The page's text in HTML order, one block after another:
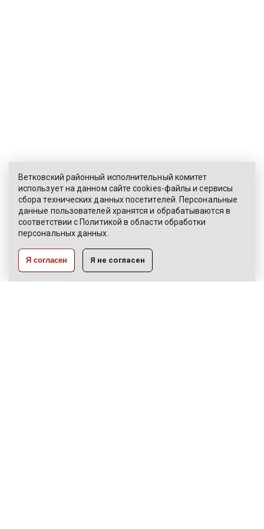
ЭЛЕКТРОННОЕ ОБРАЩЕНИЕ
КАРТА САЙТА
РАЗРАБОТКА:
ЦВР «Октябрьский»
Ветковский районный исполнительный комитет
использует на данном сайте cookies-файлы и сервисы
сбора технических данных посетителей. Персональные
данные пользователей хранятся и обрабатываются в
соответствии с Политикой в области обработки
персональных данных.
Я не согласен
Я согласен